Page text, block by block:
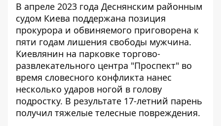
В апреле 2023 года Деснянским районным
судом Киева поддержана позиция
прокурора и обвиняемого приговорена к
пяти годам лишения свободы мужчина.
Киевлянин на парковке торгово-
развлекательного центра "Проспект" во
время словесного конфликта нанес
несколько ударов ногой в голову
подростку. В результате 17-летний парень
получил тяжелые телесные повреждения.